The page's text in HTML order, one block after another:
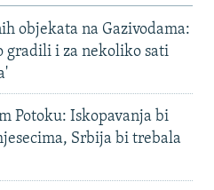
objekata na Gazivodama:
gradili i za nekoliko sati
Potoku: Iskopavanja bi
Srbija bi trebala